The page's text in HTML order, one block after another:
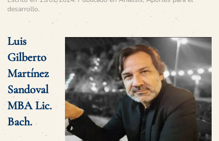
desarrollo.
Luis
Gilberto
Martínez
Sandoval
MBA Lic.
Bach.